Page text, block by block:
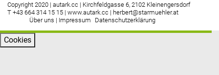
Copyright 2020 | autark.cc | Kirchfeldgasse 6, 2102 Kleinengersdorf
T +43 664 314 15 15 | www.autark.cc | herbert@starmuehler.at
Über uns | Impressum Datenschutzerklärung
Cookies